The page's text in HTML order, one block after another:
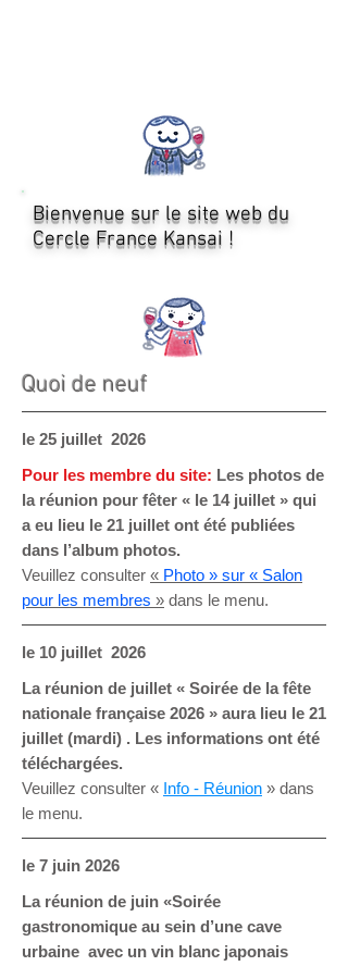
Bienvenue sur le site web du
Cercle France Kansai !
Quoi de neuf
le 25 juillet 2026
Pour les membre du site: Les photos de
la réunion pour fêter « le 14 juillet » qui
a eu lieu le 21 juillet ont été publiées
dans l’album photos.
Veuillez consulter « Photo » sur « Salon
pour les membres » dans le menu.
le 10 juillet 2026
La réunion de juillet « Soirée de la fête
nationale française 2026 » aura lieu le 21
juillet (mardi) . Les informations ont été
téléchargées.
Veuillez consulter « Info - Réunion » dans
le menu.
le 7 juin 2026
La réunion de juin «Soirée
gastronomique au sein d’une cave
urbaine avec un vin blanc japonais